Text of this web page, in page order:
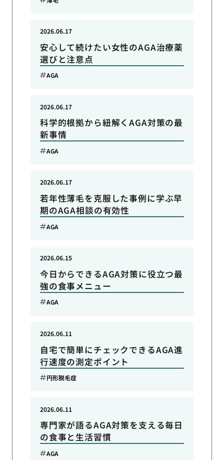
安心して続けたい女性のAGA治療薬
選びと注意点
2026.06.17
AGA
科学的根拠から紐解くAGA対策の最
新事情
2026.06.17
AGA
若年性薄毛を克服した事例に学ぶ早
期のAGA相談の有効性
2026.06.17
AGA
今日からできるAGA対策に役立つ最
強の食事メニュー
2026.06.15
AGA
自宅で簡単にチェックできるAGA進
行速度の測定ポイント
2026.06.11
円形脱毛症
専門家が語るAGA対策を支える毎日
の食事と生活習慣
2026.06.11
AGA